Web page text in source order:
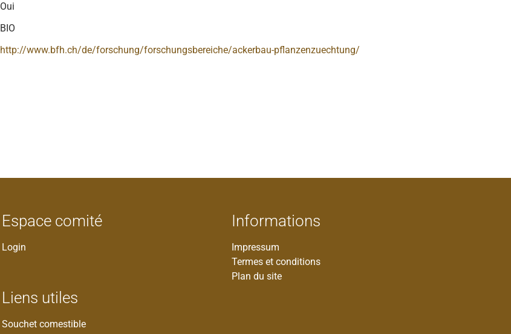
Oui
BIO
http://www.bfh.ch/de/forschung/forschungsbereiche/ackerbau-pflanzenzuechtung/
Espace comité
Login
Liens utiles
Souchet comestible
Informations
Impressum
Termes et conditions
Plan du site